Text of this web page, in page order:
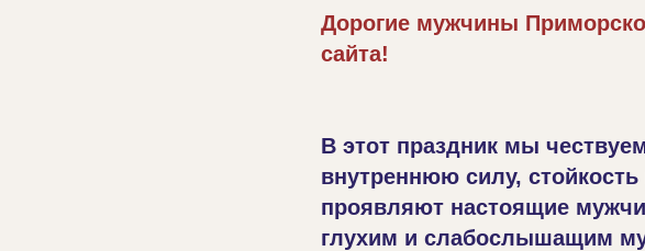
Дорогие мужчины
сайта!
В этот праздник мы
внутреннюю силу,
проявляют настоящие
глухим и слабослышащим